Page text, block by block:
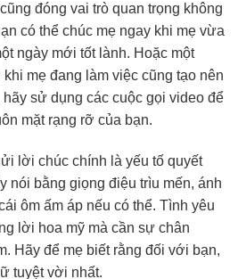
đóng vai trò quan trọng không
có thể chúc mẹ ngay khi mẹ vừa
ngày mới tốt lành. Hoặc một
mẹ đang làm việc cũng tạo nên
sử dụng các cuộc gọi video để
mặt rạng rỡ của bạn.
lời chúc chính là yếu tố quyết
nói bằng giọng điệu trìu mến, ánh
ôm ấm áp nếu có thể. Tình yêu
lời hoa mỹ mà cần sự chân
Hãy để mẹ biết rằng đối với bạn,
tuyệt vời nhất.